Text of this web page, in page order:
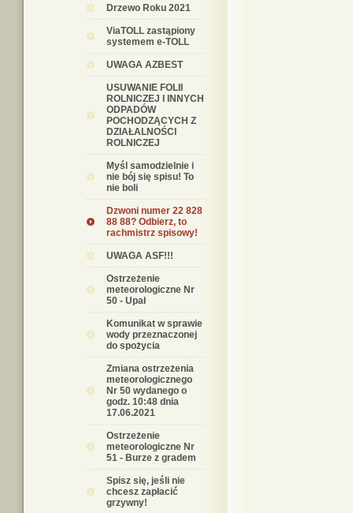
Drzewo Roku 2021
ViaTOLL zastąpiony
systemem e-TOLL
UWAGA AZBEST
USUWANIE FOLII
ROLNICZEJ I INNYCH
ODPADÓW
POCHODZĄCYCH Z
DZIAŁALNOŚCI
ROLNICZEJ
Myśl samodzielnie i
nie bój się spisu! To
nie boli
Dzwoni numer 22 828
88 88? Odbierz, to
rachmistrz spisowy!
UWAGA ASF!!!
Ostrzeżenie
meteorologiczne Nr
50 - Upał
Komunikat w sprawie
wody przeznaczonej
do spożycia
Zmiana ostrzeżenia
meteorologicznego
Nr 50 wydanego o
godz. 10:48 dnia
17.06.2021
Ostrzeżenie
meteorologiczne Nr
51 - Burze z gradem
Spisz się, jeśli nie
chcesz zapłacić
grzywny!